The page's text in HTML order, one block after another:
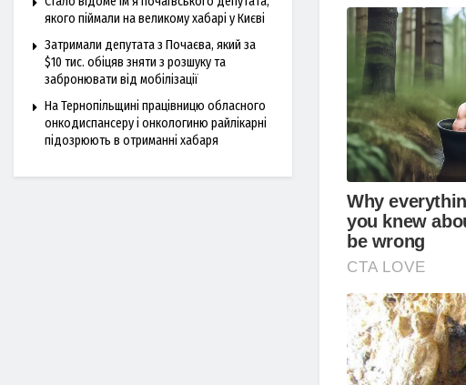
якого піймали на великому хабарі у Києві
Затримали депутата з Почаєва, який за
$10 тис. обіцяв зняти з розшуку та
забронювати від мобілізації
На Тернопільщині працівницю обласного
онкодиспансеру і онкологиню райлікарні
підозрюють в отриманні хабаря